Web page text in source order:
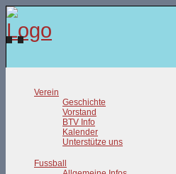
Verein
Geschichte
Vorstand
BTV Info
Kalender
Unterstütze uns
Fussball